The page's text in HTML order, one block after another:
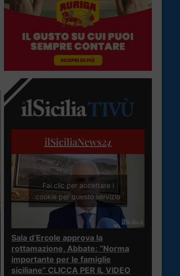
ilSiciliaNews24
Fai clic per accettare i
cookie per questo servizio
Sala d’Ercole approva la
rottamazione, Abbate: “Norma
importante per le famiglie
siciliane” CLICCA PER IL VIDEO